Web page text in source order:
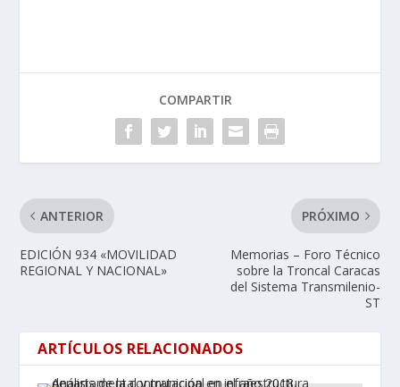
COMPARTIR
ANTERIOR
EDICIÓN 934 «MOVILIDAD
REGIONAL Y NACIONAL»
PRÓXIMO
Memorias – Foro Técnico
sobre la Troncal Caracas
del Sistema Transmilenio-
ST
ARTÍCULOS RELACIONADOS